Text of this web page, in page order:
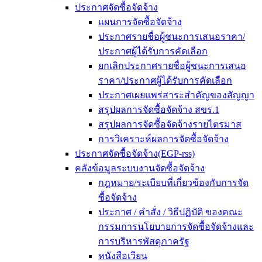
ประกาศจัดซื้อจัดจ้าง
แผนการจัดซื้อจัดจ้าง
ประกาศรายชื่อผู้ชนะการเสนอราคา/
ประกาศผู้ได้รับการคัดเลือก
ยกเลิกประกาศรายชื่อผู้ชนะการเสนอ
ราคา/ประกาศผู้ได้รับการคัดเลือก
ประกาศเผยแพร่สาระสำคัญของสัญญา
สรุปผลการจัดซื้อจัดจ้าง สขร.1
สรุปผลการจัดซื้อจัดจ้างรายไตรมาส
การวิเคราะห์ผลการจัดซื้อจัดจ้าง
ประกาศจัดซื้อจัดจ้าง(EGP-rss)
คลังข้อมูลระบบงานจัดซื้อจัดจ้าง
กฎหมาย/ระเบียบที่เกี่ยวข้องกับการจัด
ซื้อจัดจ้าง
ประกาศ / คำสั่ง / วิธีปฏิบัติ ของคณะ
กรรมการนโยบายการจัดซื้อจัดจ้างและ
การบริหารพัสดุภาครัฐ
หนังสือเวียน